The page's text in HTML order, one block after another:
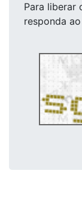
Para liberar
responda